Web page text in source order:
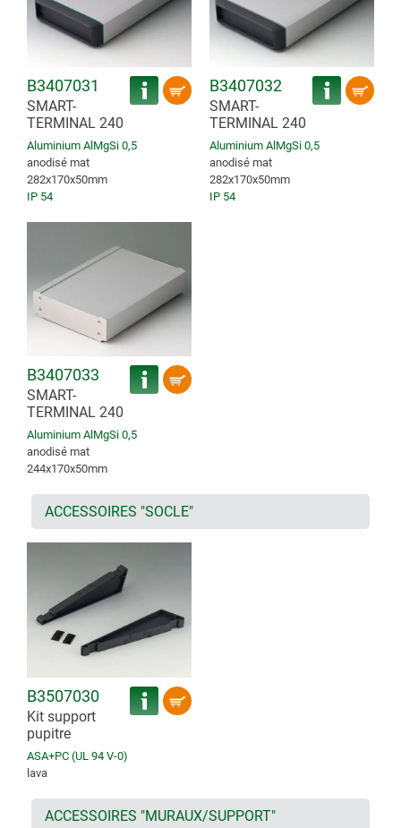
B3407031
SMART-
TERMINAL 240
Aluminium AlMgSi 0,5
anodisé mat
282x170x50mm
IP 54
B3407032
SMART-
TERMINAL 240
Aluminium AlMgSi 0,5
anodisé mat
282x170x50mm
IP 54
B3407033
SMART-
TERMINAL 240
Aluminium AlMgSi 0,5
anodisé mat
244x170x50mm
ACCESSOIRES "SOCLE"
B3507030
Kit support
pupitre
ASA+PC (UL 94 V-0)
lava
ACCESSOIRES "MURAUX/SUPPORT"